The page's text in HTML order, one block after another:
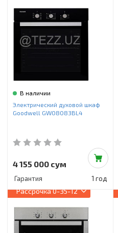
В наличии
Электрический духовой шкаф
Goodwell GWO8083BL4
4 155 000 сум
Гарантия 1 год
Рассрочка0-35-12